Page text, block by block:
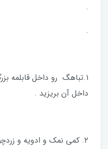
.
.
۱.تباهگ رو داخل قابلمه
داخل آن بریزید .
۲. کمی نمک و ادویه ‌و